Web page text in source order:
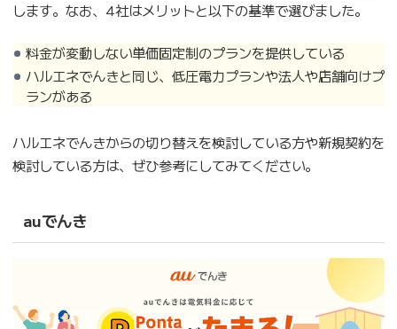
します。なお、4社はメリットと以下の基準で選びました。
料金が変動しない単価固定制のプランを提供している
ハルエネでんきと同じ、低圧電力プランや法人や店舗向けプ
ランがある
ハルエネでんきからの切り替えを検討している方や新規契約を
検討している方は、ぜひ参考にしてみてください。
auでんき